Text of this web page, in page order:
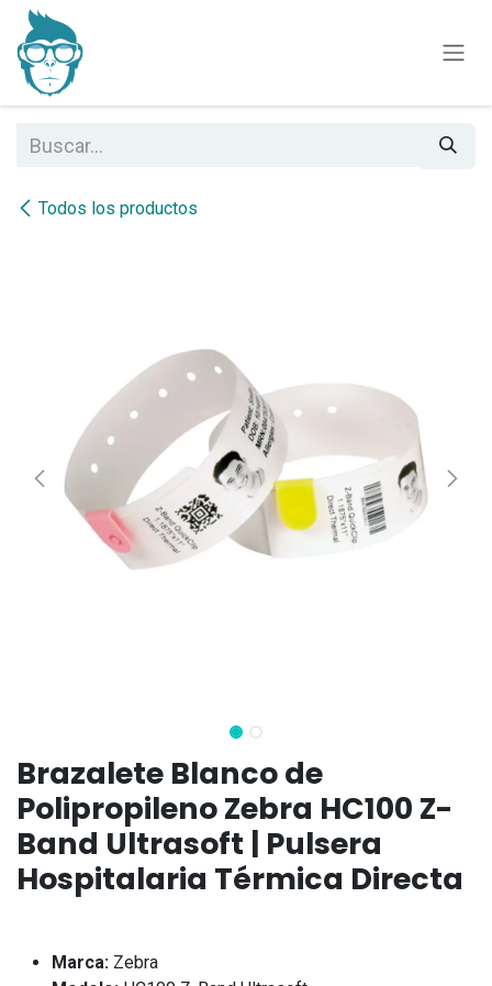
Ir al contenido
Todos los productos
Brazalete Blanco de
Polipropileno Zebra HC100 Z-
Band Ultrasoft | Pulsera
Hospitalaria Térmica Directa
Marca: Zebra